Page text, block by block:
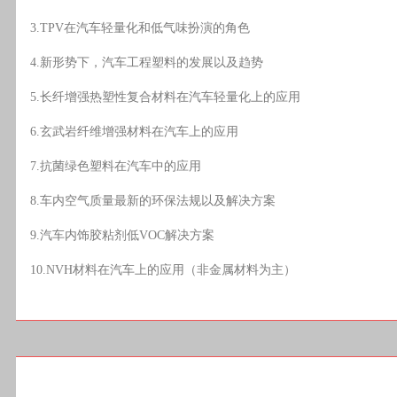
3.TPV在汽车轻量化和低气味扮演的角色
4.新形势下，汽车工程塑料的发展以及趋势
5.长纤增强热塑性复合材料在汽车轻量化上的应用
6.玄武岩纤维增强材料在汽车上的应用
7.抗菌绿色塑料在汽车中的应用
8.车内空气质量最新的环保法规以及解决方案
9.汽车内饰胶粘剂低VOC解决方案
10.NVH材料在汽车上的应用（非金属材料为主）